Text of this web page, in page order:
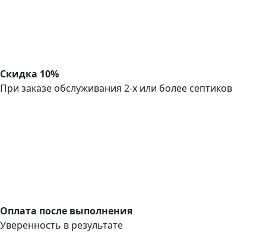
Скидка 10%
При заказе обслуживания 2-х или более септиков
Оплата после выполнения
Уверенность в результате